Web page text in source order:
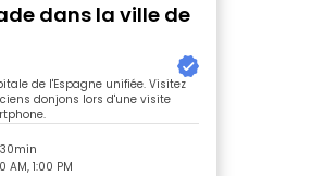
dans la ville de
de l'Espagne unifiée. Visitez
donjons lors d'une visite
AM, 1:00 PM